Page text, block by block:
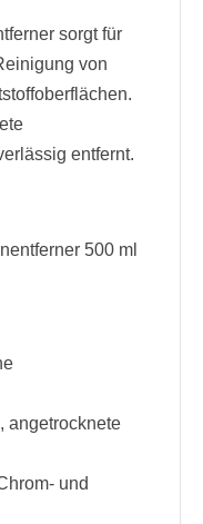
sorgt für
von
entfernt.
500 ml
angetrocknete
und